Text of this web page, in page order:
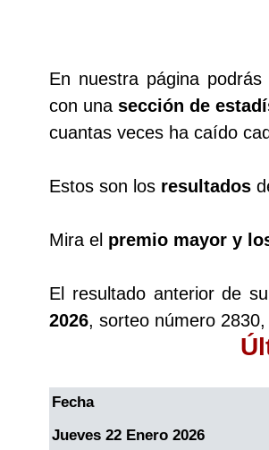
Caribeña Noche
Chontico Día
Chontico Noche
Culona día
Culona noche
En nuestra página
con unasección de
cuantas veces ha caído
Estos son los resultados
Mira el premio mayor y
El resultado anterior de su
2026, sorteo número
Fecha
Jueves 22 Enero 2026